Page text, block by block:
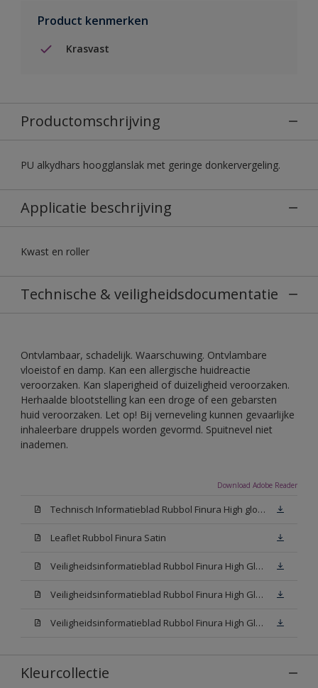
Product kenmerken
Krasvast
Productomschrijving
PU alkydhars hoogglanslak met geringe donkervergeling.
Applicatie beschrijving
Kwast en roller
Technische & veiligheidsdocumentatie
Ontvlambaar, schadelijk. Waarschuwing. Ontvlambare
vloeistof en damp. Kan een allergische huidreactie
veroorzaken. Kan slaperigheid of duizeligheid veroorzaken.
Herhaalde blootstelling kan een droge of een gebarsten
huid veroorzaken. Let op! Bij verneveling kunnen gevaarlijke
inhaleerbare druppels worden gevormd. Spuitnevel niet
inademen.
Download Adobe Reader
Technisch Informatieblad Rubbol Finura High gloss (PDF)
Leaflet Rubbol Finura Satin
Veiligheidsinformatieblad Rubbol Finura High Gloss W05 (MSDS)
Veiligheidsinformatieblad Rubbol Finura High Gloss White (MSDS)
Veiligheidsinformatieblad Rubbol Finura High Gloss N00 (MSDS)
Kleurcollectie